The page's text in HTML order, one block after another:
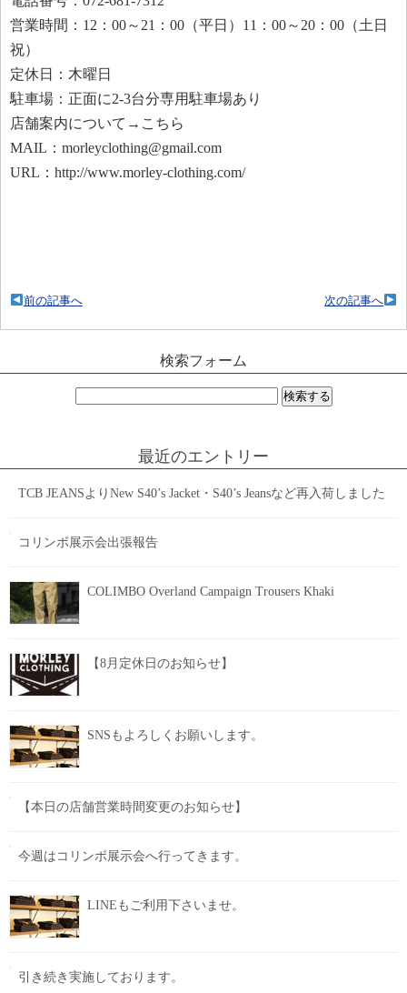
営業時間：12：00～21：00（平日）11：00～20：00（土日
祝）
定休日：木曜日
駐車場：正面に2-3台分専用駐車場あり
店舗案内について→こちら
MAIL：morleyclothing@gmail.com
URL：http://www.morley-clothing.com/
次の記事へ
前の記事へ
検索フォーム
最近のエントリー
TCB JEANSよりNew S40’s Jacket・S40’s Jeansなど再入荷しました
コリンボ展示会出張報告
COLIMBO Overland Campaign Trousers Khaki
【8月定休日のお知らせ】
SNSもよろしくお願いします。
【本日の店舗営業時間変更のお知らせ】
今週はコリンボ展示会へ行ってきます。
LINEもご利用下さいませ。
引き続き実施しております。